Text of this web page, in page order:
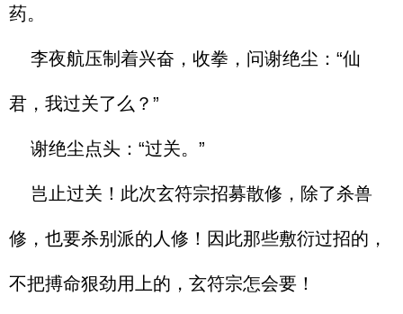
药。
李夜航压制着兴奋，收拳，问谢绝尘：“仙
君，我过关了么？”
谢绝尘点头：“过关。”
岂止过关！此次玄符宗招募散修，除了杀兽
修，也要杀别派的人修！因此那些敷衍过招的，
不把搏命狠劲用上的，玄符宗怎会要！